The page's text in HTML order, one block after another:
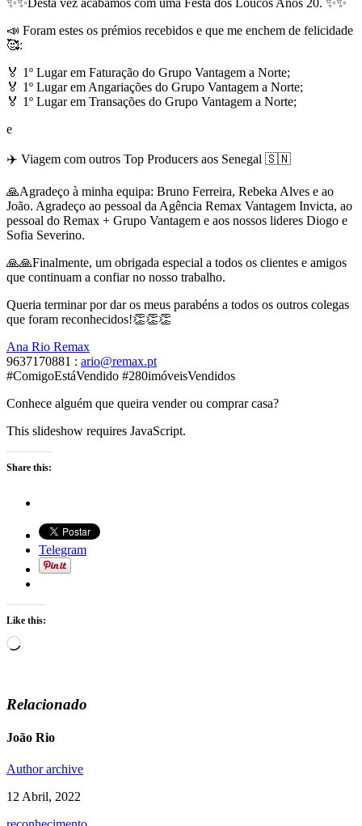
📣 Foram estes os prémios recebidos e que me enchem de felicidade
🥰:
🏅 1º Lugar em Faturação do Grupo Vantagem a Norte;
🏅 1º Lugar em Angariações do Grupo Vantagem a Norte;
🏅 1º Lugar em Transações do Grupo Vantagem a Norte;
e
✈️ Viagem com outros Top Producers aos Senegal 🇸🇳
🙏Agradeço à minha equipa: Bruno Ferreira, Rebeka Alves e ao
João. Agradeço ao pessoal da Agência Remax Vantagem Invicta, ao
pessoal do Remax + Grupo Vantagem e aos nossos lideres Diogo e
Sofia Severino.
🙏🙏Finalmente, um obrigada especial a todos os clientes e amigos
que continuam a confiar no nosso trabalho.
Queria terminar por dar os meus parabéns a todos os outros colegas
que foram reconhecidos!👏👏👏
Ana Rio Remax
9637170881 : ario@remax.pt
#ComigoEstáVendido #280imóveisVendidos
Conhece alguém que queira vender ou comprar casa?
This slideshow requires JavaScript.
Share this:
Telegram
Like this:
Loading…
Relacionado
João Rio
Author archive
12 Abril, 2022